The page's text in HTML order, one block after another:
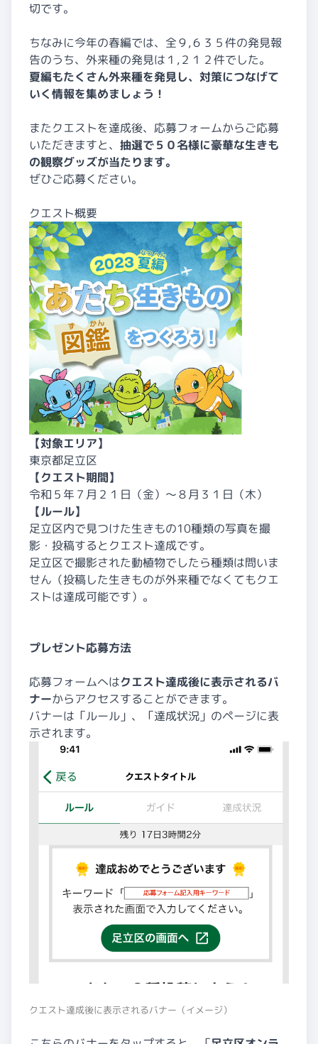
切です。
ちなみに今年の春編では、全９,６３５件の発見報
告のうち、外来種の発見は１,２１２件でした。
夏編もたくさん外来種を発見し、対策につなげて
いく情報を集めましょう！
またクエストを達成後、応募フォームからご応募
いただきますと、 抽選で５０名様に豪華な生きも
の観察グッズが当たります。
ぜひご応募ください。
クエスト概要
【対象エリア】
東京都足立区
【クエスト期間】
令和５年７月２１日（金）～８月３１日（木）
【ルール】
足立区内で見つけた生きもの10種類の写真を撮
影・投稿するとクエスト達成です。
足立区で撮影された動植物でしたら種類は問いま
せん（投稿した生きものが外来種でなくてもクエ
ストは達成可能です）。
プレゼント応募方法
応募フォームへはクエスト達成後に表示されるバ
ナーからアクセスすることができます。
バナーは「ルール」、「達成状況」のページに表
示されます。
クエスト達成後に表示されるバナー（イメージ）